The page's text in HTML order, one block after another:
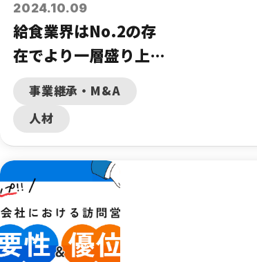
2024.10.09
給食業界はNo.2の存
在でより一層盛り上が
る！
事業継承・M&A
人材